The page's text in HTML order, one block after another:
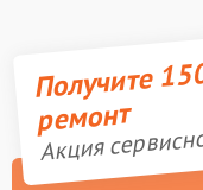
Получите
ремонт
Акция